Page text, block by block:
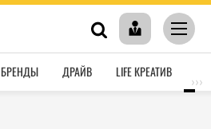
БРЕНДЫ ДРАЙВ LIFE КРЕАТИВ
›››